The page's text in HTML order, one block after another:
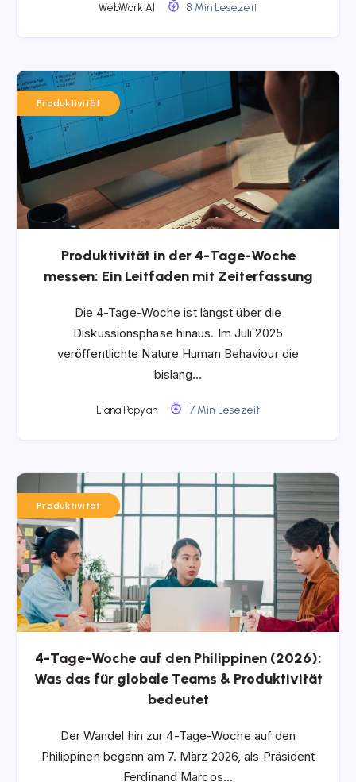
WebWork AI 8 Min Lesezeit
Produktivität
Produktivität in der 4-Tage-Woche
messen: Ein Leitfaden mit Zeiterfassung
Die 4-Tage-Woche ist längst über die
Diskussionsphase hinaus. Im Juli 2025
veröffentlichte Nature Human Behaviour die
bislang…
Liana Papyan 7 Min Lesezeit
Produktivität
4-Tage-Woche auf den Philippinen (2026):
Was das für globale Teams & Produktivität
bedeutet
Der Wandel hin zur 4-Tage-Woche auf den
Philippinen begann am 7. März 2026, als Präsident
Ferdinand Marcos…